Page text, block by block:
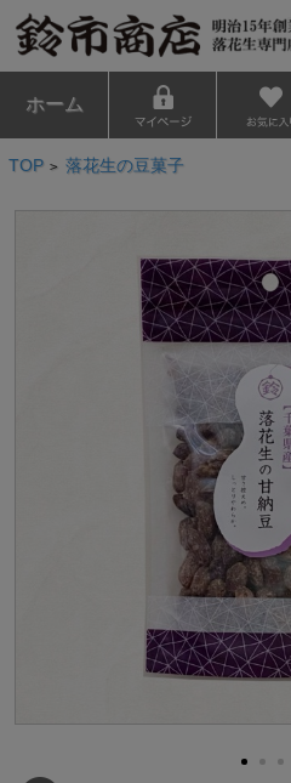
ホーム
TOP > 落花生の豆菓子